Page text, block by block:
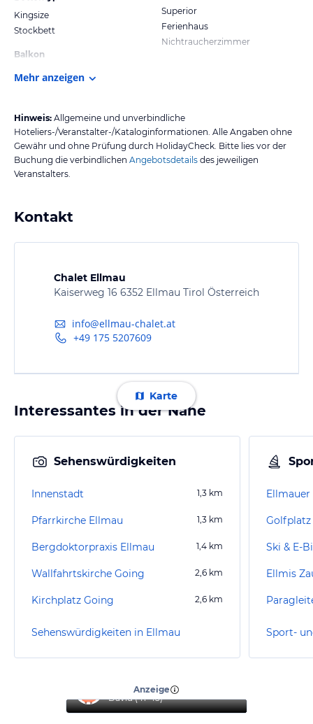
Kingsize
Stockbett
Balkon
Superior
Ferienhaus
Nichtraucherzimmer
Mehr anzeigen
Hinweis: Allgemeine und unverbindliche
Hoteliers-/Veranstalter-/Kataloginformationen. Alle Angaben ohne
Gewähr und ohne Prüfung durch HolidayCheck. Bitte lies vor der
Buchung die verbindlichen Angebotsdetails des jeweiligen
Veranstalters.
Kontakt
Chalet Ellmau
Kaiserweg 16 6352 Ellmau Tirol Österreich
info@ellmau-chalet.at
+49 175 5207609
Karte
Interessantes in der Nähe
Sehenswürdigkeiten
Innenstadt 1,3 km
Pfarrkirche Ellmau 1,3 km
Bergdoktorpraxis Ellmau 1,4 km
Wallfahrtskirche Going 2,6 km
Kirchplatz Going 2,6 km
Sehenswürdigkeiten in Ellmau
Ellmauer
Ski & E-
Ellmis
Sport-
Anzeige
David (41-45)